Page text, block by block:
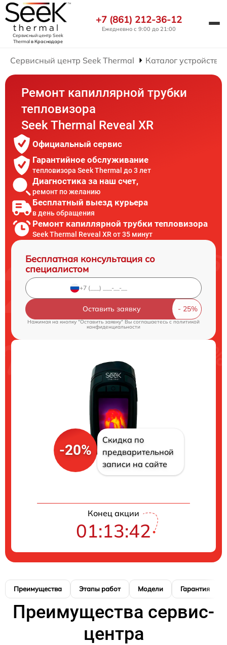
Сервисный центр Seek
Thermalв Краснодаре
+7 (861) 212-36-12
Ежедневно с 9:00 до 21:00
Сервисный центр Seek Thermal Каталог устройств
Ремонт капиллярной трубки
тепловизора
Seek Thermal Reveal XR
Официальный сервис
Гарантийное обслуживание
тепловизора Seek Thermal до 3 лет
Диагностика за наш счет,
ремонт по желанию
Бесплатный выезд курьера
в день обращения
Ремонт капиллярной трубки тепловизора
Seek Thermal Reveal XR от 35 минут
Бесплатная консультация со
специалистом
Оставить заявку
Нажимая на кнопку "Оставить заявку" Вы соглашаетесь cполитикой
конфиденциальности
-20%
Скидка по
предварительной
записи на сайте
Конец акции
01:13:41
Преимущества Этапы работ Модели Гарантия
Преимущества сервис-
центра